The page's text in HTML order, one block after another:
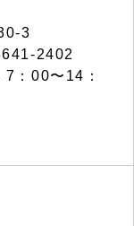
3
2402
：00〜14：